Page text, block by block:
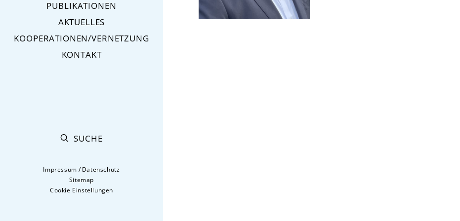
PUBLIKATIONEN
AKTUELLES
KOOPERATIONEN/VERNETZUNG
KONTAKT
SUCHE
Impressum /Datenschutz
Sitemap
Cookie Einstellungen